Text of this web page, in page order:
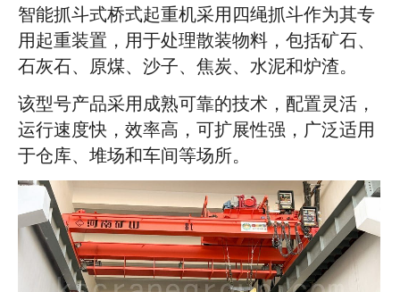
智能抓斗式桥式起重机采用四绳抓斗作为其专
用起重装置，用于处理散装物料，包括矿石、
石灰石、原煤、沙子、焦炭、水泥和炉渣。
该型号产品采用成熟可靠的技术，配置灵活，
运行速度快，效率高，可扩展性强，广泛适用
于仓库、堆场和车间等场所。